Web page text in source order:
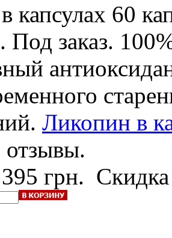
капсулах 60
Под заказ.
Ликопин в
отзывы.
395 грн.